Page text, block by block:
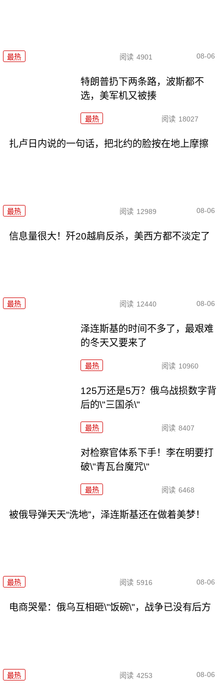
最热 阅读 4901 08-06
特朗普扔下两条路，波斯都不
选，美军机又被揍
最热 阅读 18027
扎卢日内说的一句话，把北约的脸按在地上摩擦
最热 阅读 12989 08-06
信息量很大！歼20越肩反杀，美西方都不淡定了
最热 阅读 12440 08-06
泽连斯基的时间不多了，最艰难
的冬天又要来了
最热 阅读 10960
125万还是5万？俄乌战损数字背
后的\"三国杀\"
最热 阅读 8407
对检察官体系下手！李在明要打
破\"青瓦台魔咒\"
最热 阅读 6468
被俄导弹天天“洗地”，泽连斯基还在做着美梦！
最热 阅读 5916 08-06
电商哭晕：俄乌互相砸\"饭碗\"，战争已没有后方
最热 阅读 4253 08-06